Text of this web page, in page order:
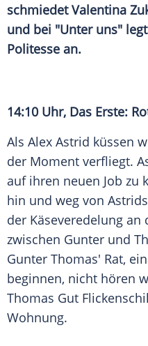
schmiedet Valentina
und bei "Unter uns"
Politesse an.
14:10 Uhr, Das Erste:
Als Alex Astrid küssen
der Moment verfliegt.
auf ihren neuen Job zu
hin und weg von Astrids
der Käseveredelung an
zwischen Gunter und
Gunter Thomas' Rat,
beginnen, nicht hören
Thomas Gut
Wohnung.